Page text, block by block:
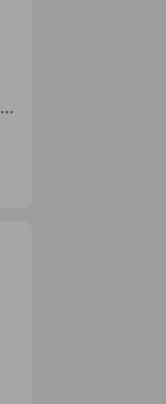
Garantie, Stoelverwarming, Nieuwe APK, Navigatiesysteem, Multifunctioneel stuurwiel, E10-geactiveerd, Regensensor, Cruise control